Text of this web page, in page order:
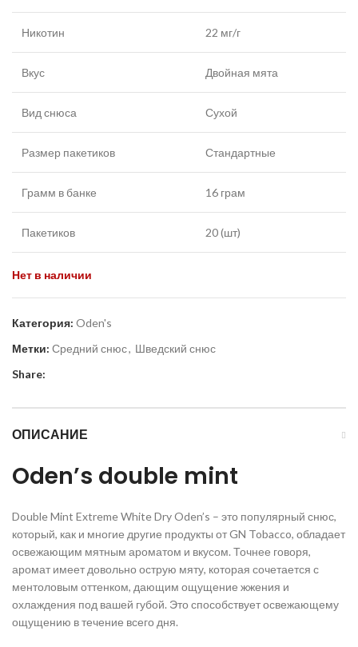
Никотин 22 мг/г
Вкус Двойная мята
Вид снюса Сухой
Размер пакетиков Стандартные
Грамм в банке 16 грам
Пакетиков 20 (шт)
Нет в наличии
Категория: Oden's
Метки: Средний снюс, Шведский снюс
Share:
ОПИСАНИЕ
Oden’s double mint
Double Mint Extreme White Dry Oden’s – это популярный снюс,
который, как и многие другие продукты от GN Tobacco, обладает
освежающим мятным ароматом и вкусом. Точнее говоря,
аромат имеет довольно острую мяту, которая сочетается с
ментоловым оттенком, дающим ощущение жжения и
охлаждения под вашей губой. Это способствует освежающему
ощущению в течение всего дня.